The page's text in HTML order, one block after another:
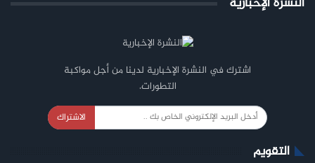
اشترك في النشرة الإخبارية لدينا من أجل مواكبة
التطورات.
الاشتراك
التقويم